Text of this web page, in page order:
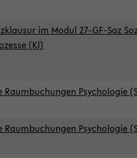
im Modul 27-GF-Soz
(Kl)
Raumbuchungen Psychologie
Raumbuchungen Psychologie